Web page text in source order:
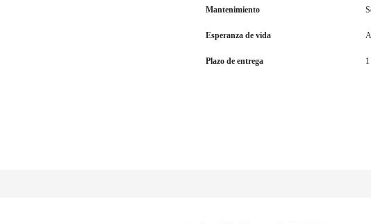
Mantenimiento
Esperanza de vida
Plazo de entrega